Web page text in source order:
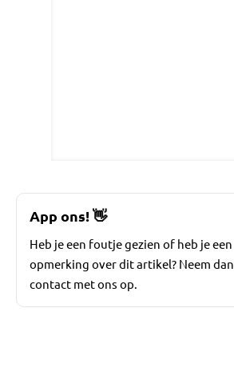
App ons! 👋
Heb je een foutje gezien of heb je een
opmerking over dit artikel? Neem dan
contact met ons op.